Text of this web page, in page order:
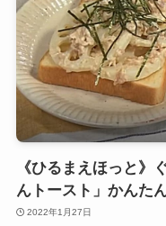
《ひるまえほっと》
んトースト」かんた
2022年1月27日